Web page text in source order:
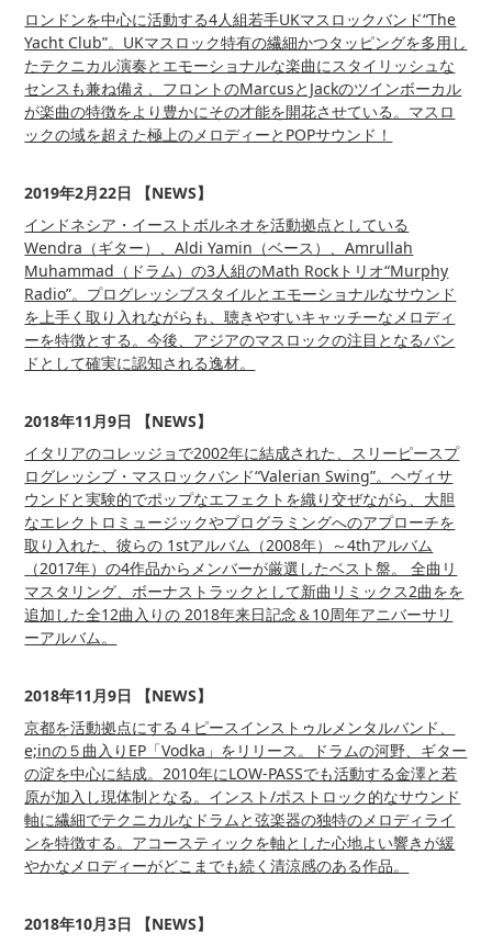
ロンドンを中心に活動する4人組若手UKマスロックバンド“The
Yacht Club”。UKマスロック特有の繊細かつタッピングを多用し
たテクニカル演奏とエモーショナルな楽曲にスタイリッシュな
センスも兼ね備え、フロントのMarcusとJackのツインボーカル
が楽曲の特徴をより豊かにその才能を開花させている。マスロ
ックの域を超えた極上のメロディーとPOPサウンド！
2019年2月22日 【NEWS】
インドネシア・イーストボルネオを活動拠点としている
Wendra（ギター）、Aldi Yamin（ベース）、Amrullah
Muhammad（ドラム）の3人組のMath Rockトリオ“Murphy
Radio”。プログレッシブスタイルとエモーショナルなサウンド
を上手く取り入れながらも、聴きやすいキャッチーなメロディ
ーを特徴とする。今後、アジアのマスロックの注目となるバン
ドとして確実に認知される逸材。
2018年11月9日 【NEWS】
イタリアのコレッジョで2002年に結成された、スリーピースプ
ログレッシブ・マスロックバンド“Valerian Swing”。ヘヴィサ
ウンドと実験的でポップなエフェクトを織り交ぜながら、大胆
なエレクトロミュージックやプログラミングへのアプローチを
取り入れた、彼らの 1stアルバム（2008年）～4thアルバム
（2017年）の4作品からメンバーが厳選したベスト盤。 全曲リ
マスタリング、ボーナストラックとして新曲リミックス2曲をを
追加した全12曲入りの 2018年来日記念＆10周年アニバーサリ
ーアルバム。
2018年11月9日 【NEWS】
京都を活動拠点にする４ピースインストゥルメンタルバンド、
e;inの５曲入りEP「Vodka」をリリース。ドラムの河野、ギター
の淀を中心に結成。2010年にLOW-PASSでも活動する金澤と若
原が加入し現体制となる。インスト/ポストロック的なサウンド
軸に繊細でテクニカルなドラムと弦楽器の独特のメロディライ
ンを特徴する。アコースティックを軸とした心地よい響きが緩
やかなメロディーがどこまでも続く清涼感のある作品。
2018年10月3日 【NEWS】